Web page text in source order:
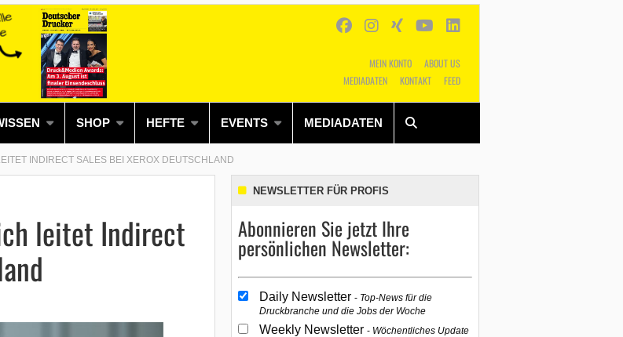
MEIN KONTO
ABOUT US
MEDIADATEN
KONTAKT FEED
SHOP HEFTE EVENTS MEDIADATEN
Alles Shop SUCHEN
INDIRECT SALES BEI XEROX DEUTSCHLAND
leitet Indirect
NEWSLETTER FÜR PROFIS
Abonnieren Sie jetzt Ihre
persönlichen Newsletter:
Daily Newsletter Top-News für die
Druckbranche und die Jobs der Woche
Weekly Newsletter Wöchentliches Update